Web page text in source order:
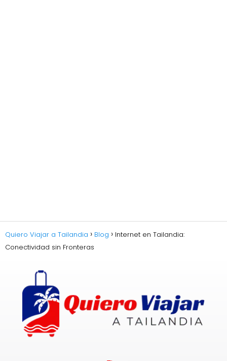
Quiero Viajar a Tailandia Blog
Internet en Tailandia:
Conectividad sin Fronteras